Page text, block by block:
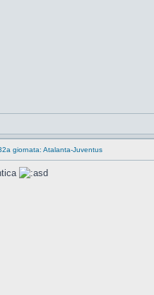
giornata: Atalanta-Juventus